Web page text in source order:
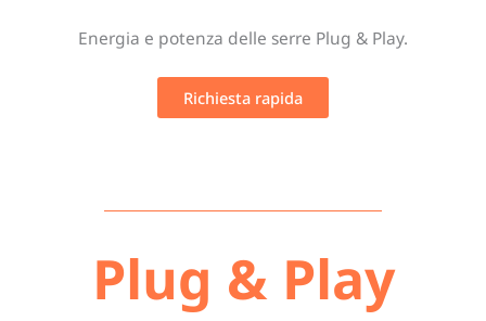
Energia e potenza delle serre Plug & Play.
Richiesta rapida
Plug & Play